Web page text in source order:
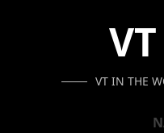
VT IN THE